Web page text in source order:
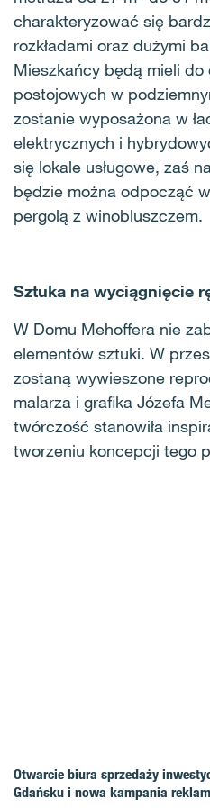
charakteryzować się
rozkładami oraz dużymi
Mieszkańcy będą mieli
postojowych w
zostanie wyposażona w
elektrycznych i
się lokale usługowe, zaś
będzie można odpocząć
pergolą z winobluszczem.
Sztuka na wyciągnięcie
W Domu Mehoffera nie
elementów sztuki. W
zostaną wywieszone
malarza i grafika Józefa
twórczość stanowiła
tworzeniu koncepcji tego
Otwarcie biura sprzedaży
Gdańsku i nowa kampania